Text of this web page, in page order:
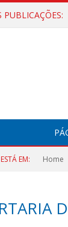
EM: Home